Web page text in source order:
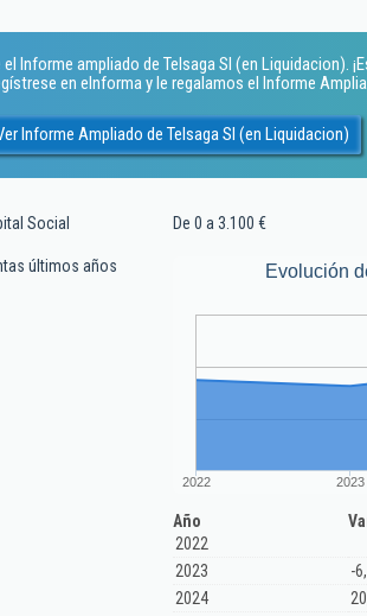
el Informe ampliado de Telsaga Sl (en Liquidacion).
en eInforma y le regalamos el Informe
Informe Ampliado de Telsaga Sl (en Liquidacion)
Social De 0 a 3.100 €
últimos años Evolución
2022 2023
Año
2022
2023
-
2024